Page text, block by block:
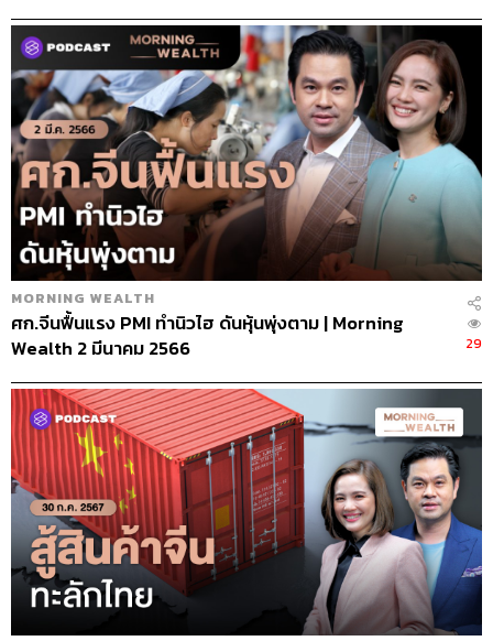
MORNING WEALTH
ศก.จีนฟื้นแรง PMI ทำนิวไฮ ดันหุ้นพุ่งตาม | Morning
Wealth 2 มีนาคม 2566
29